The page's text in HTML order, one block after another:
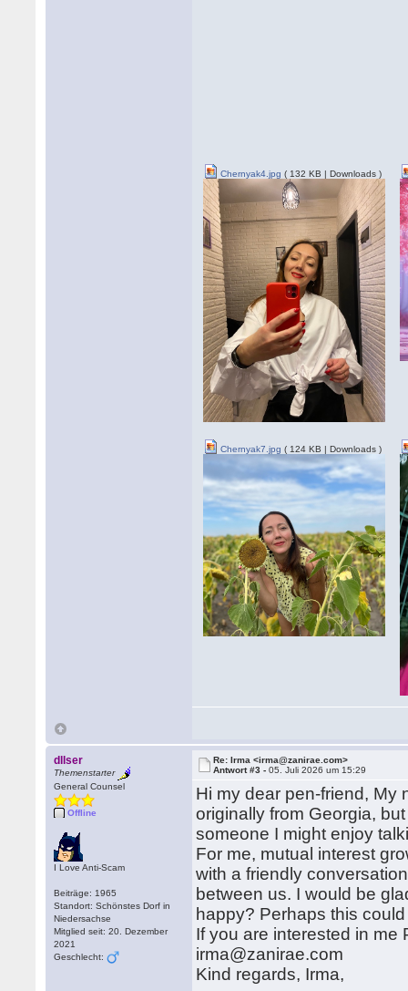
Chernyak4.jpg ( 132 KB | Downloads )
Chernyak7.jpg ( 124 KB | Downloads )
dllser
Themenstarter
General Counsel
Offline
I Love Anti-Scam
Beiträge: 1965
Standort: Schönstes Dorf in
Niedersachse
Mitglied seit: 20. Dezember
2021
Geschlecht:
Re: Irma <irma@zanirae.com>
Antwort #3 -05. Juli 2026 um 15:29
Hi my dear pen-friend,
originally from Georgia,
someone I might enjoy
For me, mutual interest
with a friendly
between us. I would be
happy? Perhaps this
If you are interested in me
irma@zanirae.com
Kind regards, Irma,